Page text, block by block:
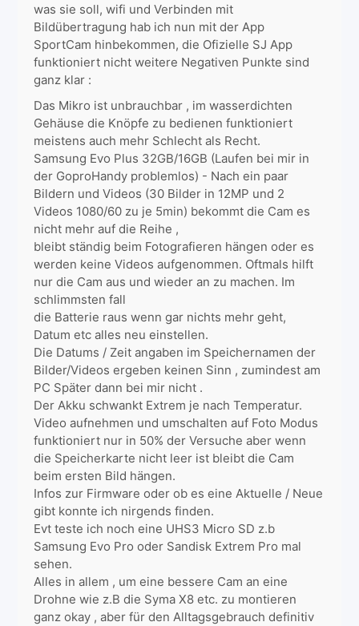
was sie soll, wifi und Verbinden mit
Bildübertragung hab ich nun mit der App
SportCam hinbekommen, die Ofizielle SJ App
funktioniert nicht weitere Negativen Punkte sind
ganz klar :
Das Mikro ist unbrauchbar , im wasserdichten
Gehäuse die Knöpfe zu bedienen funktioniert
meistens auch mehr Schlecht als Recht.
Samsung Evo Plus 32GB/16GB (Laufen bei mir in
der GoproHandy problemlos) - Nach ein paar
Bildern und Videos (30 Bilder in 12MP und 2
Videos 1080/60 zu je 5min) bekommt die Cam es
nicht mehr auf die Reihe ,
bleibt ständig beim Fotografieren hängen oder es
werden keine Videos aufgenommen. Oftmals hilft
nur die Cam aus und wieder an zu machen. Im
schlimmsten fall
die Batterie raus wenn gar nichts mehr geht,
Datum etc alles neu einstellen.
Die Datums / Zeit angaben im Speichernamen der
Bilder/Videos ergeben keinen Sinn , zumindest am
PC Später dann bei mir nicht .
Der Akku schwankt Extrem je nach Temperatur.
Video aufnehmen und umschalten auf Foto Modus
funktioniert nur in 50% der Versuche aber wenn
die Speicherkarte nicht leer ist bleibt die Cam
beim ersten Bild hängen.
Infos zur Firmware oder ob es eine Aktuelle / Neue
gibt konnte ich nirgends finden.
Evt teste ich noch eine UHS3 Micro SD z.b
Samsung Evo Pro oder Sandisk Extrem Pro mal
sehen.
Alles in allem , um eine bessere Cam an eine
Drohne wie z.B die Syma X8 etc. zu montieren
ganz okay , aber für den Alltagsgebrauch definitiv